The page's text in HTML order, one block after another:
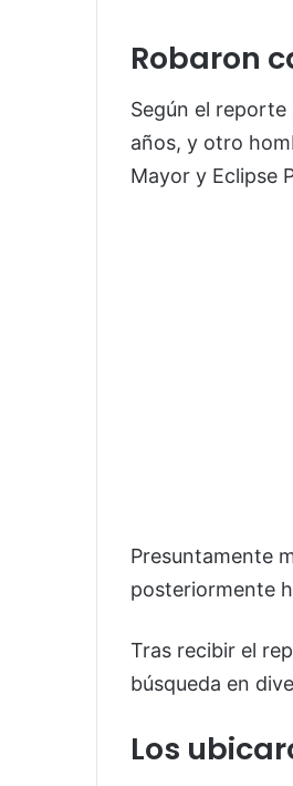
Robaron
Según el reporte
años, y otro
Mayor y Eclipse
Presuntamente
posteriormente
Tras recibir el
búsqueda en
Los